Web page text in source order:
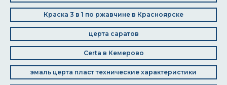
Краска 3 в 1 по ржавчине в Красноярске
церта саратов
Certa в Кемерово
эмаль церта пласт технические характеристики